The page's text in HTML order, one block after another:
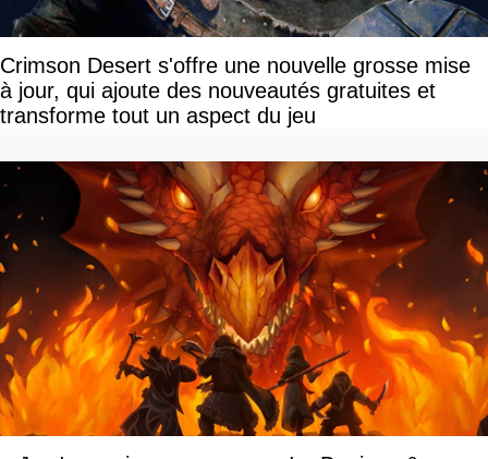
Crimson Desert s'offre une nouvelle grosse mise
à jour, qui ajoute des nouveautés gratuites et
transforme tout un aspect du jeu